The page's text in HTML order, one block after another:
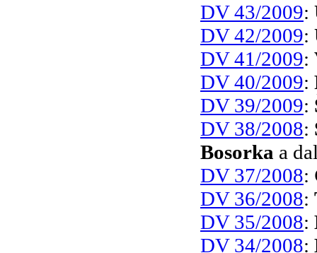
DV 43/2009:
DV 42/2009:
DV 41/2009:
DV 40/2009:
DV 39/2009:
DV 38/2008:
Bosorka a
DV 37/2008:
DV 36/2008:
DV 35/2008:
DV 34/2008: